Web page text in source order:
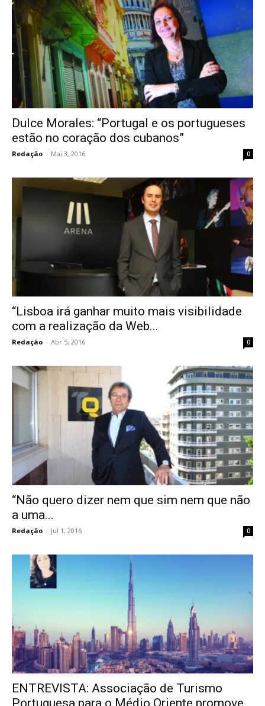
Dulce Morales: “Portugal e os portugueses
estão no coração dos cubanos”
Redação - Mai 3, 2016 0
“Lisboa irá ganhar muito mais visibilidade
com a realização da Web...
Redação - Abr 5, 2016 0
“Não quero dizer nem que sim nem que não
a uma...
Redação - Jul 1, 2016 0
ENTREVISTA: Associação de Turismo